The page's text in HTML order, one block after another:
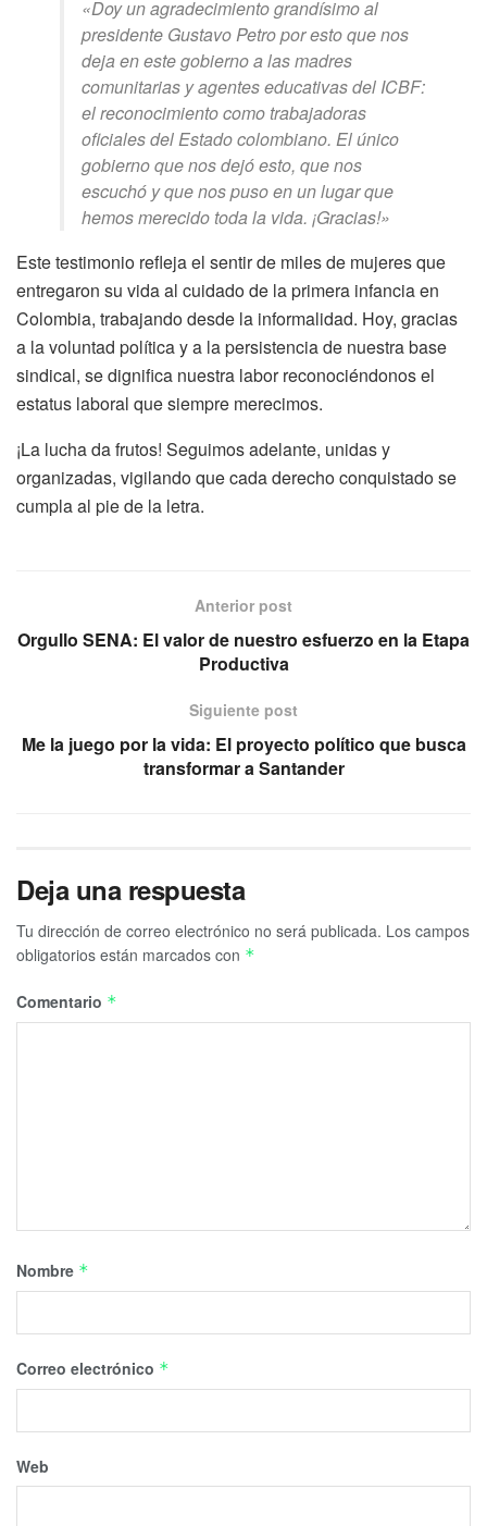
«Doy un agradecimiento grandísimo al
presidente Gustavo Petro por esto que nos
deja en este gobierno a las madres
comunitarias y agentes educativas del ICBF:
el reconocimiento como trabajadoras
oficiales del Estado colombiano. El único
gobierno que nos dejó esto, que nos
escuchó y que nos puso en un lugar que
hemos merecido toda la vida. ¡Gracias!»
Este testimonio refleja el sentir de miles de mujeres que
entregaron su vida al cuidado de la primera infancia en
Colombia, trabajando desde la informalidad. Hoy, gracias
a la voluntad política y a la persistencia de nuestra base
sindical, se dignifica nuestra labor reconociéndonos el
estatus laboral que siempre merecimos.
¡La lucha da frutos! Seguimos adelante, unidas y
organizadas, vigilando que cada derecho conquistado se
cumpla al pie de la letra.
Anterior post
Orgullo SENA: El valor de nuestro esfuerzo en la Etapa
Productiva
Siguiente post
Me la juego por la vida: El proyecto político que busca
transformar a Santander
Deja una respuesta
Tu dirección de correo electrónico no será publicada. Los campos
obligatorios están marcados con *
Comentario *
Nombre *
Correo electrónico *
Web